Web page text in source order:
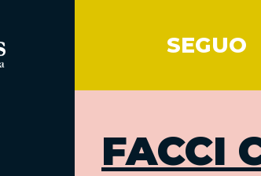
SEGUO
FACCI